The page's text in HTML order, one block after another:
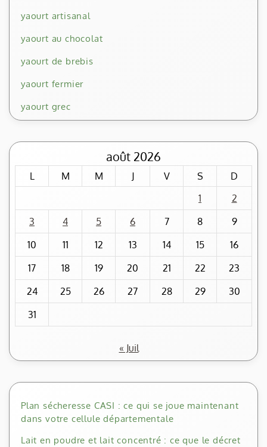
yaourt artisanal
yaourt au chocolat
yaourt de brebis
yaourt fermier
yaourt grec
août 2026
L M M J V S
D
1
2
3
4 5 6 7 8
9
10
11 12 13 14 15
16
17
18 19 20 21 22
23
24
25 26 27 28 29
30
31
« Juil
Plan sécheresse CASI : ce qui se joue maintenant
dans votre cellule départementale
Lait en poudre et lait concentré : ce que le décret